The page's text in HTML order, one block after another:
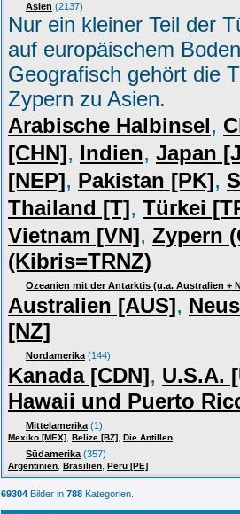
Asien (2137)
Nur ein kleiner Teil der
auf europäischem
Geografisch gehört die
Zypern zu Asien.
Arabische Halbinsel,
[CHN], Indien, Japan
[NEP], Pakistan [PK],
Thailand [T], Türkei
Vietnam [VN], Zypern
(Kibris=TRNZ)
Ozeanien mit der Antarktis (u.a. Australien +
Australien [AUS],
[NZ]
Nordamerika (144)
Kanada [CDN], U.S.A.
Hawaii und Puerto
Mittelamerika (1)
Mexiko [MEX] Belize [BZ] Die Antillen
Südamerika (357)
Argentinien Brasilien Peru [PE]
69304 Bilder in 788 Kategorien.